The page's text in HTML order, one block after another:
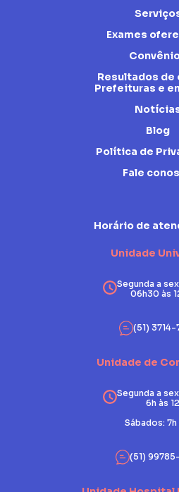
Exames
Resultados de
Prefeituras e
Blog
Política de
Fale
Horário de
Unidade
Segunda a
06h30 às
(51) 3714-
Unidade de
Segunda a
6h às
Sábados: 7h
(51)